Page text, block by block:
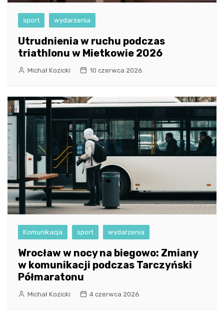
sport wydarzenia
Utrudnienia w ruchu podczas
triathlonu w Mietkowie 2026
Michał Kozicki 10 czerwca 2026
Komunikacja sport wydarzenia
Wrocław w nocy na biegowo: Zmiany
w komunikacji podczas Tarczyński
Półmaratonu
Michał Kozicki 4 czerwca 2026